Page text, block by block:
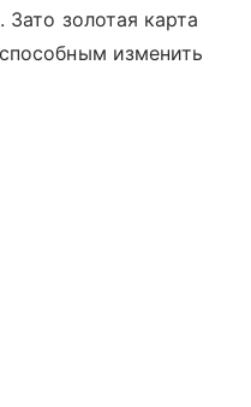
золотая карта
изменить